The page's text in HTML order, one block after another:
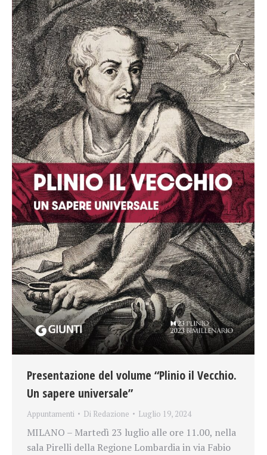
Presentazione del volume “Plinio il Vecchio.
Un sapere universale”
Appuntamenti Di Redazione Luglio 19, 2024
MILANO – Martedì 23 luglio alle ore 11.00, nella
sala Pirelli della Regione Lombardia in via Fabio